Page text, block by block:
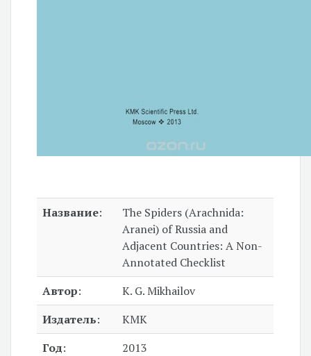
Название:
The Spiders (Arachnida:
Aranei) of Russia and
Adjacent Countries: A Non-
Annotated Checklist
Автор:
K. G. Mikhailov
Издатель:
КМК
Год:
2013